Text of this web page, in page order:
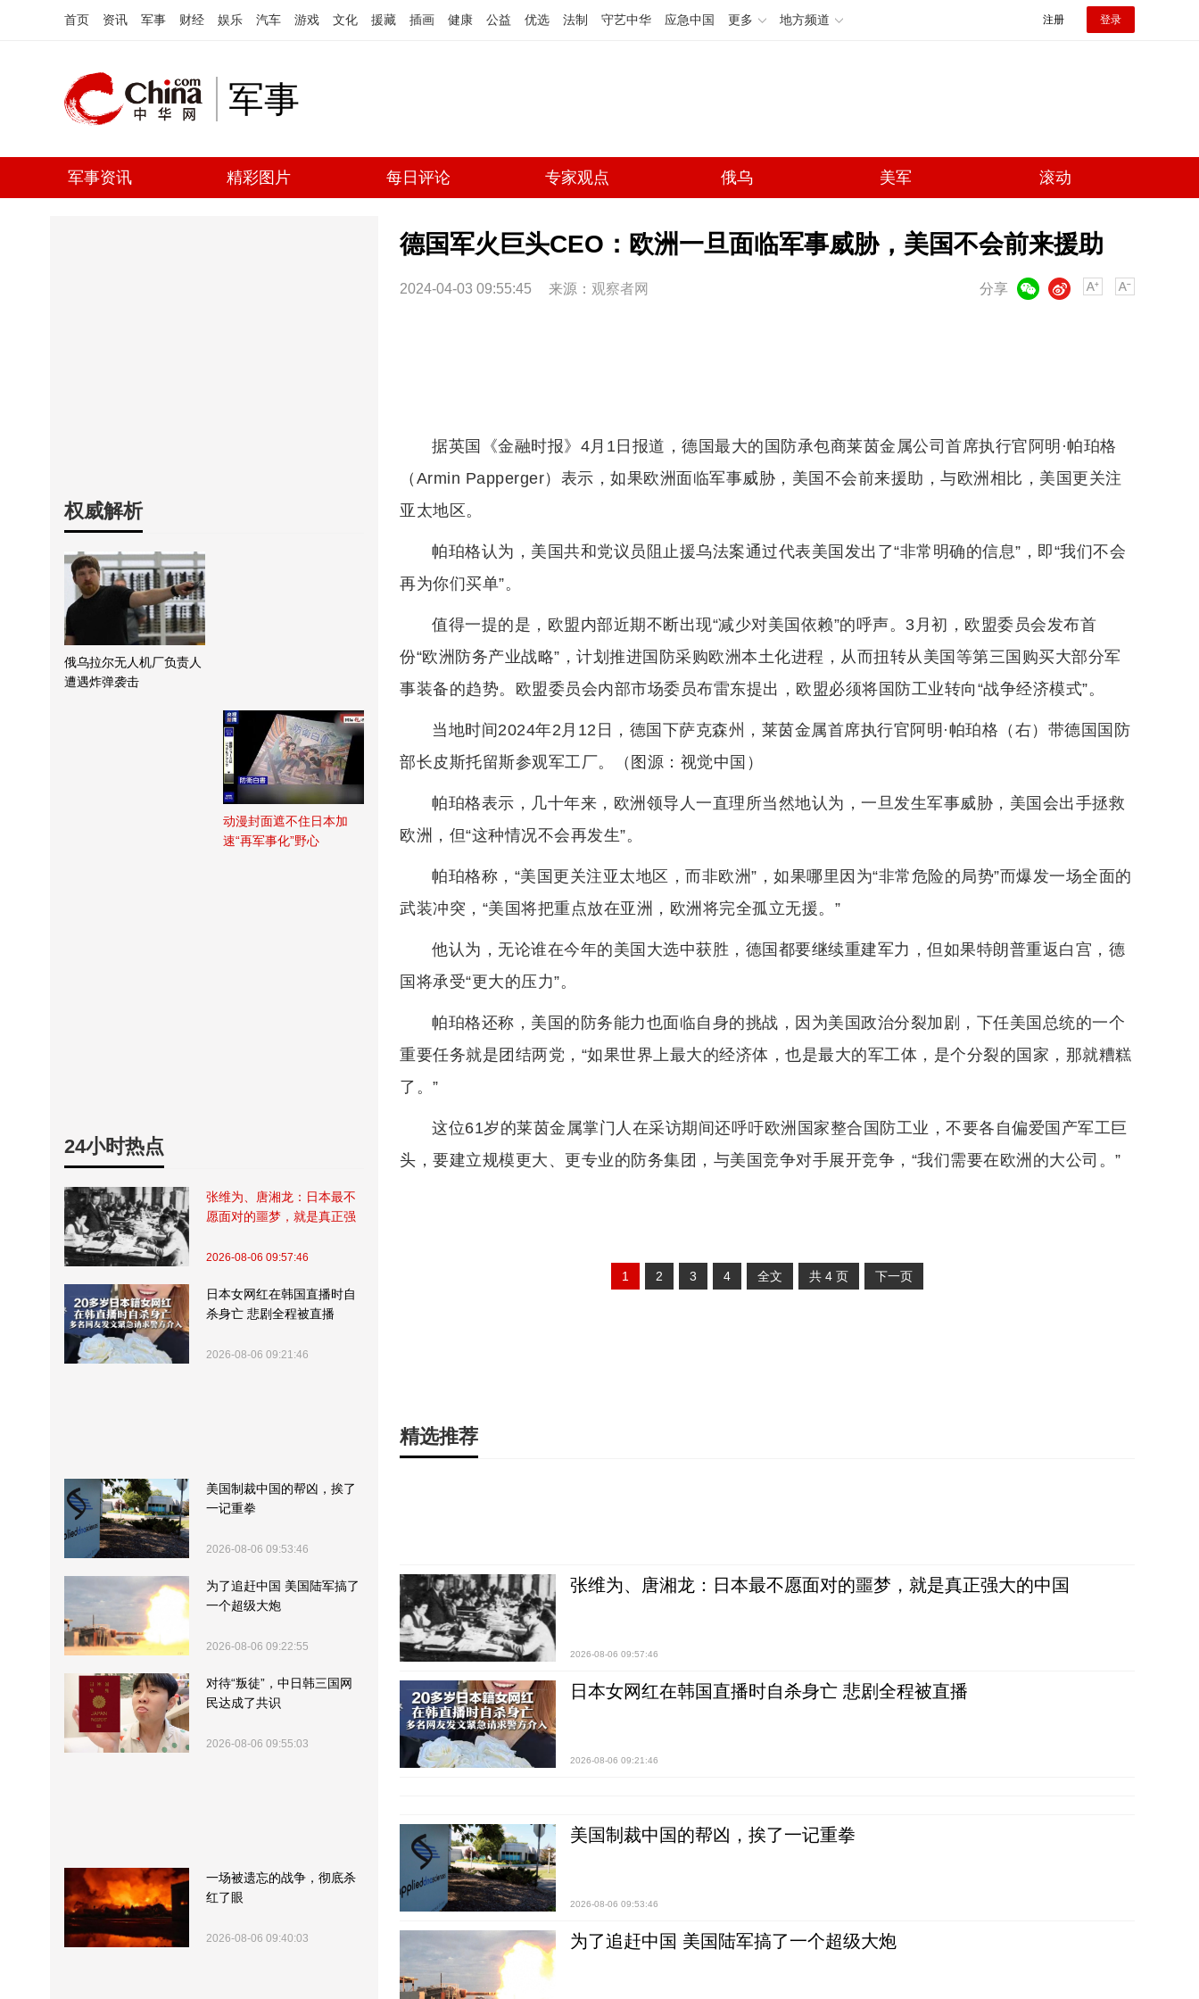
首页 资讯 军事 财经 娱乐 汽车 游戏 文化 援藏 插画 健康 公益 优选 法制 守艺中华 应急中国 更多 地方频道 注册 登录
军事
军事资讯 精彩图片 每日评论 专家观点 俄乌 美军 滚动
权威解析
俄乌拉尔无人机厂负责人
遭遇炸弹袭击
动漫封面遮不住日本加
速“再军事化”野心
24小时热点
张维为、唐湘龙：日本最不
愿面对的噩梦，就是真正强
2026-08-06 09:57:46
日本女网红在韩国直播时自
杀身亡 悲剧全程被直播
2026-08-06 09:21:46
美国制裁中国的帮凶，挨了
一记重拳
2026-08-06 09:53:46
为了追赶中国 美国陆军搞了
一个超级大炮
2026-08-06 09:22:55
对待“叛徒”，中日韩三国网
民达成了共识
2026-08-06 09:55:03
一场被遗忘的战争，彻底杀
红了眼
2026-08-06 09:40:03
德国军火巨头CEO：欧洲一旦面临军事威胁，美国不会前来援助
2024-04-03 09:55:45 来源： 观察者网 分享
微博
据英国《金融时报》4月1日报道，德国最大的国防承包商莱茵金属公司首席执行官阿明·帕珀格
（Armin Papperger）表示，如果欧洲面临军事威胁，美国不会前来援助，与欧洲相比，美国更关注
亚太地区。
帕珀格认为，美国共和党议员阻止援乌法案通过代表美国发出了“非常明确的信息”，即“我们不会
再为你们买单”。
值得一提的是，欧盟内部近期不断出现“减少对美国依赖”的呼声。3月初，欧盟委员会发布首
份“欧洲防务产业战略”，计划推进国防采购欧洲本土化进程，从而扭转从美国等第三国购买大部分军
事装备的趋势。欧盟委员会内部市场委员布雷东提出，欧盟必须将国防工业转向“战争经济模式”。
当地时间2024年2月12日，德国下萨克森州，莱茵金属首席执行官阿明·帕珀格（右）带德国国防
部长皮斯托留斯参观军工厂。（图源：视觉中国）
帕珀格表示，几十年来，欧洲领导人一直理所当然地认为，一旦发生军事威胁，美国会出手拯救
欧洲，但“这种情况不会再发生”。
帕珀格称，“美国更关注亚太地区，而非欧洲”，如果哪里因为“非常危险的局势”而爆发一场全面的
武装冲突，“美国将把重点放在亚洲，欧洲将完全孤立无援。”
他认为，无论谁在今年的美国大选中获胜，德国都要继续重建军力，但如果特朗普重返白宫，德
国将承受“更大的压力”。
帕珀格还称，美国的防务能力也面临自身的挑战，因为美国政治分裂加剧，下任美国总统的一个
重要任务就是团结两党，“如果世界上最大的经济体，也是最大的军工体，是个分裂的国家，那就糟糕
了。”
这位61岁的莱茵金属掌门人在采访期间还呼吁欧洲国家整合国防工业，不要各自偏爱国产军工巨
头，要建立规模更大、更专业的防务集团，与美国竞争对手展开竞争，“我们需要在欧洲的大公司。”
1 2 3 4 全文 共 4 页 下一页
精选推荐
张维为、唐湘龙：日本最不愿面对的噩梦，就是真正强大的中国
2026-08-06 09:57:46
日本女网红在韩国直播时自杀身亡 悲剧全程被直播
2026-08-06 09:21:46
美国制裁中国的帮凶，挨了一记重拳
2026-08-06 09:53:46
为了追赶中国 美国陆军搞了一个超级大炮